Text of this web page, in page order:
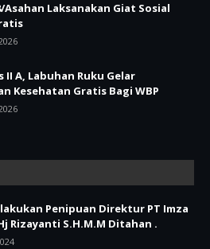
Asahan Laksanakan Giat Sosial
II A, Labuhan Ruku Gelar
Kesehatan Gratis Bagi WBP
Penipuan Direktur PT Imza
Rizayanti S.H.M.M Ditahan .